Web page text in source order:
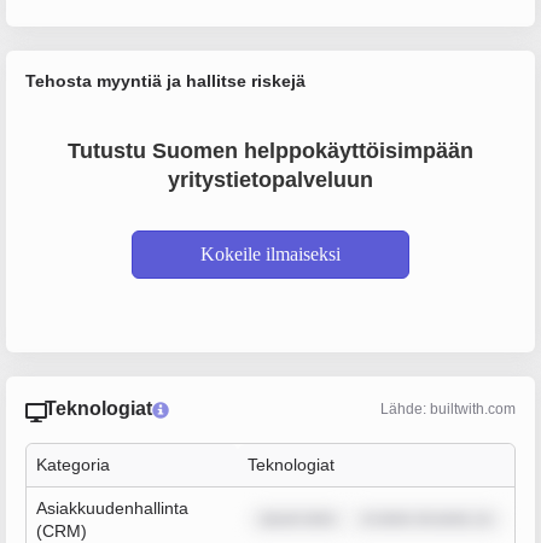
Tehosta myyntiä ja hallitse riskejä
Tutustu Suomen helppokäyttöisimpään
yritystietopalveluun
Kokeile ilmaiseksi
Teknologiat Lähde: builtwith.com
Kategoria Teknologiat
Asiakkuudenhallinta
(CRM)